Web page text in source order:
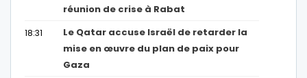
réunion de crise à Rabat
18:31
Le Qatar accuse Israël de retarder la
mise en œuvre du plan de paix pour
Gaza